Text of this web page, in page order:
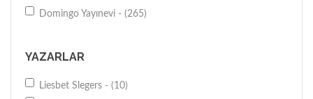
Anı-Yaşam - (5)
Masal-Şiir - (3)
Domingo Yayınevi - (265)
YAZARLAR
Liesbet Slegers - (10)